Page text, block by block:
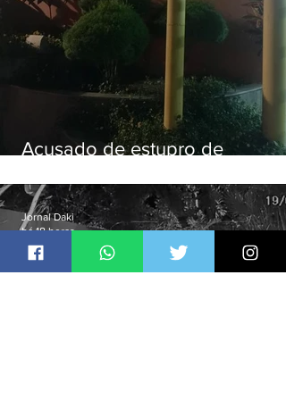
Acusado de estupro de
Jornal Daki
há 18 horas